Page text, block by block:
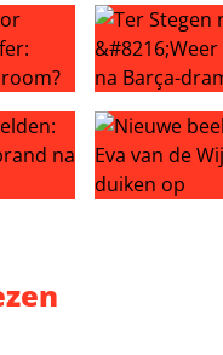
transfer:
Ter Stegen